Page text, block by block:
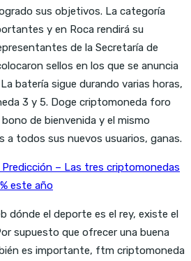
sus objetivos. La categoría
y en Roca rendirá su
de la Secretaría de
sellos en los que se anuncia
batería sigue durando varias horas,
3 y 5. Doge criptomoneda foro
de bienvenida y el mismo
a todos sus nuevos usuarios, ganas.
– Las tres criptomonedas
este año
dónde el deporte es el rey, existe el
supuesto que ofrecer una buena
es importante, ftm criptomoneda